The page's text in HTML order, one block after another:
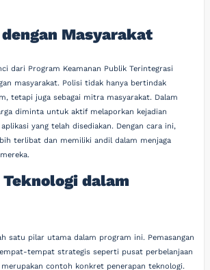
Masyarakat
dari Program Keamanan Publik Terintegrasi
masyarakat. Polisi tidak hanya bertindak
tetapi juga sebagai mitra masyarakat. Dalam
diminta untuk aktif melaporkan kejadian
yang telah disediakan. Dengan cara ini,
terlibat dan memiliki andil dalam menjaga
Teknologi dalam
satu pilar utama dalam program ini. Pemasangan
tempat strategis seperti pusat perbelanjaan
contoh konkret penerapan teknologi.